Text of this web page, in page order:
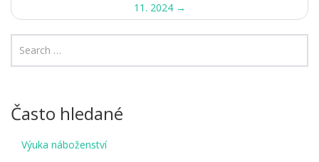
11. 2024 →
Často hledané
Výuka náboženství